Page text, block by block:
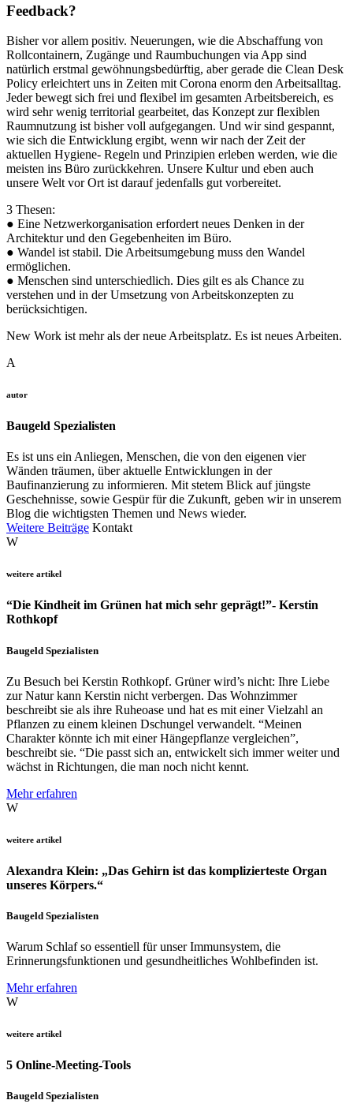
Feedback?
Bisher vor allem positiv. Neuerungen, wie die Abschaffung von
Rollcontainern, Zugänge und Raumbuchungen via App sind
natürlich erstmal gewöhnungsbedürftig, aber gerade die Clean Desk
Policy erleichtert uns in Zeiten mit Corona enorm den Arbeitsalltag.
Jeder bewegt sich frei und flexibel im gesamten Arbeitsbereich, es
wird sehr wenig territorial gearbeitet, das Konzept zur flexiblen
Raumnutzung ist bisher voll aufgegangen. Und wir sind gespannt,
wie sich die Entwicklung ergibt, wenn wir nach der Zeit der
aktuellen Hygiene- Regeln und Prinzipien erleben werden, wie die
meisten ins Büro zurückkehren. Unsere Kultur und eben auch
unsere Welt vor Ort ist darauf jedenfalls gut vorbereitet.
3 Thesen:
● Eine Netzwerkorganisation erfordert neues Denken in der
Architektur und den Gegebenheiten im Büro.
● Wandel ist stabil. Die Arbeitsumgebung muss den Wandel
ermöglichen.
● Menschen sind unterschiedlich. Dies gilt es als Chance zu
verstehen und in der Umsetzung von Arbeitskonzepten zu
berücksichtigen.
New Work ist mehr als der neue Arbeitsplatz. Es ist neues Arbeiten.
A
autor
Baugeld Spezialisten
Es ist uns ein Anliegen, Menschen, die von den eigenen vier
Wänden träumen, über aktuelle Entwicklungen in der
Baufinanzierung zu informieren. Mit stetem Blick auf jüngste
Geschehnisse, sowie Gespür für die Zukunft, geben wir in unserem
Blog die wichtigsten Themen und News wieder.
Weitere Beiträge Kontakt
W
weitere artikel
“Die Kindheit im Grünen hat mich sehr geprägt!”- Kerstin
Rothkopf
Baugeld Spezialisten
Zu Besuch bei Kerstin Rothkopf. Grüner wird’s nicht: Ihre Liebe
zur Natur kann Kerstin nicht verbergen. Das Wohnzimmer
beschreibt sie als ihre Ruheoase und hat es mit einer Vielzahl an
Pflanzen zu einem kleinen Dschungel verwandelt. “Meinen
Charakter könnte ich mit einer Hängepflanze vergleichen”,
beschreibt sie. “Die passt sich an, entwickelt sich immer weiter und
wächst in Richtungen, die man noch nicht kennt.
Mehr erfahren
W
weitere artikel
Alexandra Klein: „Das Gehirn ist das komplizierteste Organ
unseres Körpers.“
Baugeld Spezialisten
Warum Schlaf so essentiell für unser Immunsystem, die
Erinnerungsfunktionen und gesundheitliches Wohlbefinden ist.
Mehr erfahren
W
weitere artikel
5 Online-Meeting-Tools
Baugeld Spezialisten